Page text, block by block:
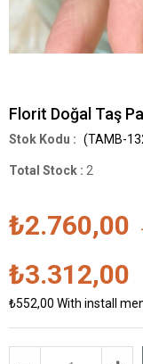
Florit Doğal Taş
(TAMB-
Total Stock : 2
₺2.760,00
₺3.312,00
₺552,00 With install